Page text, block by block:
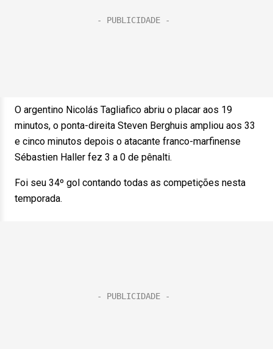
O argentino Nicolás Tagliafico abriu o placar aos 19
minutos, o ponta-direita Steven Berghuis ampliou aos 33
e cinco minutos depois o atacante franco-marfinense
Sébastien Haller fez 3 a 0 de pênalti.
Foi seu 34º gol contando todas as competições nesta
temporada.